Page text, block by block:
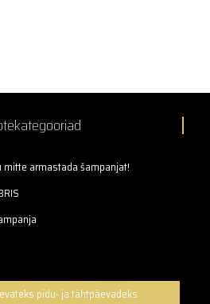
mitte armastada šampanjat!
pidu- ja tähtpäevadeks